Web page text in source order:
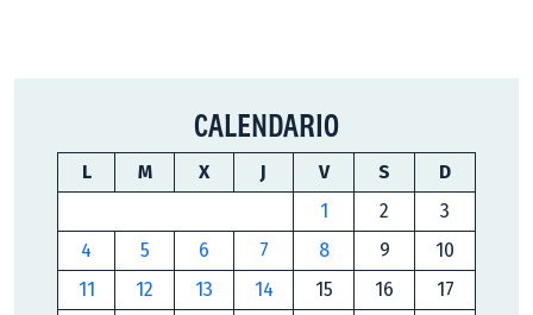
CALENDARIO
L M X J V S
D
1
2
3
4
5 6 7 8 9
10
11
12 13 14 15 16
17